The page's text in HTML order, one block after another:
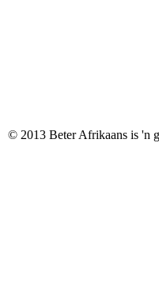
© 2013 Beter Afrikaans is 'n